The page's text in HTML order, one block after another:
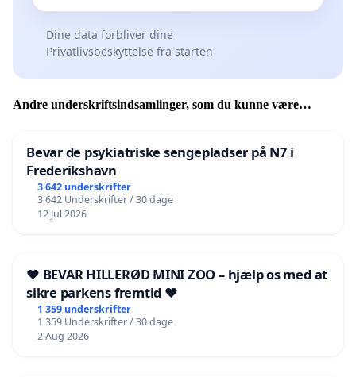
Dine data forbliver dine
Privatlivsbeskyttelse fra starten
Andre underskriftsindsamlinger, som du kunne være
Bevar de psykiatriske sengepladser på N7 i
Frederikshavn
3 642 underskrifter
3 642 Underskrifter / 30 dage
12 Jul 2026
❤️ BEVAR HILLERØD MINI ZOO – hjælp os med at
sikre parkens fremtid ❤️
1 359 underskrifter
1 359 Underskrifter / 30 dage
2 Aug 2026